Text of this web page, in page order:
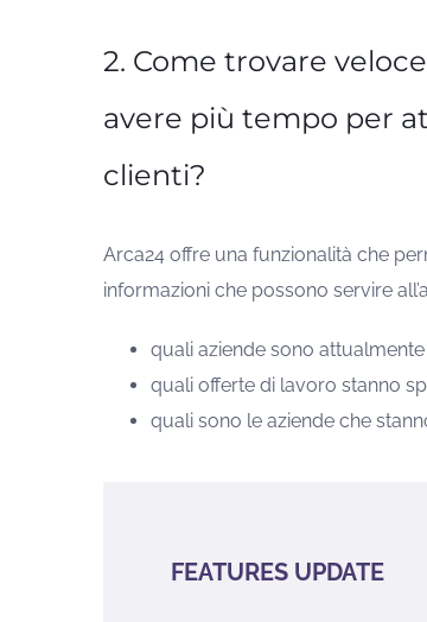
2. Come trovare
avere più tempo per
clienti?
Arca24 offre una funzionalità che
informazioni che possono servire
quali aziende sono
quali offerte di lavoro stanno
quali sono le aziende che
FEATURES UPDATE